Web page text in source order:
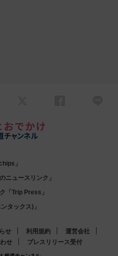
」
ニュースリンク」
「Trip Press」
タックス)」
せ 利用規約
運営会社
せ プレスリリース受付